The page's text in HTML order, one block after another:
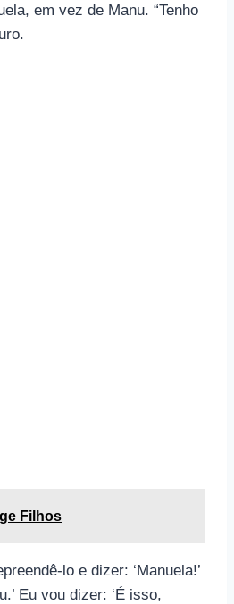
em vez de Manu. “Tenho
Filhos
lo e dizer: ‘Manuela!’
Eu vou dizer: ‘É isso,